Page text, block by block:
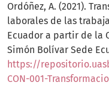
Ordóñez, A. (2021).
laborales de las
Ecuador a partir de la
Simón Bolívar Sede
https://
CON-001-